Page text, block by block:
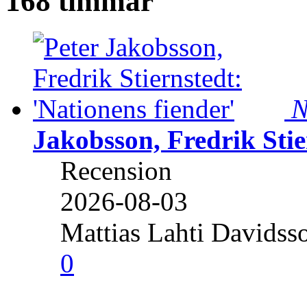
Jakobsson, Fredrik
Recension
2026-08-03
Mattias Lahti
0